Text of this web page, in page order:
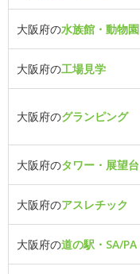
大阪府の水族館・動物園
大阪府の工場見学
大阪府のグランピング
大阪府のタワー・展望台
大阪府のアスレチック
大阪府の道の駅・SA/PA